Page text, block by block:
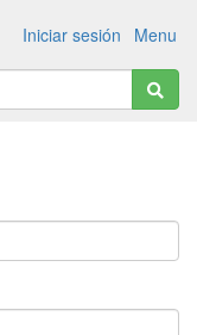
Menu
Iniciar sesión